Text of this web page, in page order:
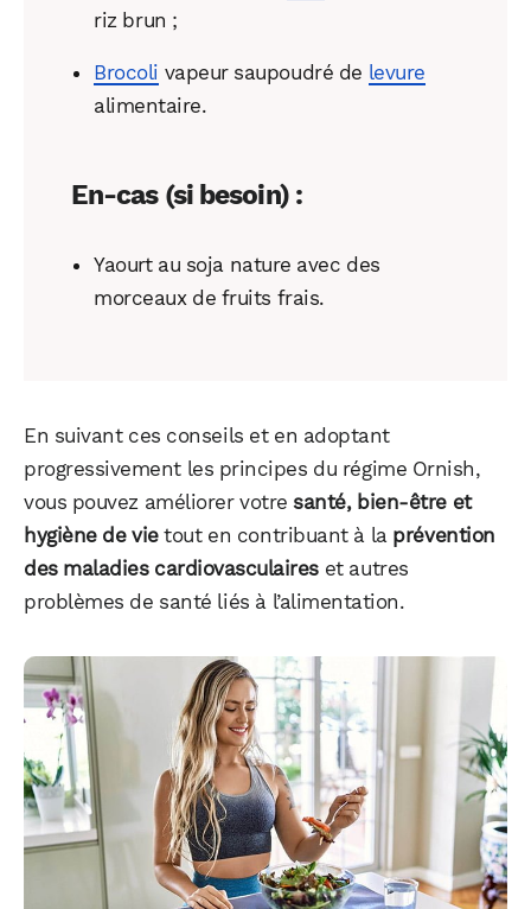
riz brun ;
Brocoli vapeur saupoudré de levure
alimentaire.
En-cas (si besoin) :
Yaourt au soja nature avec des
morceaux de fruits frais.
En suivant ces conseils et en adoptant
progressivement les principes du régime Ornish,
vous pouvez améliorer votresanté, bien-être et
hygiène de vietout en contribuant à la prévention
des maladies cardiovasculaires et autres
problèmes de santé liés à l’alimentation.